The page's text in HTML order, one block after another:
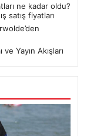
ne kadar oldu?
satış fiyatları
Yayın Akışları